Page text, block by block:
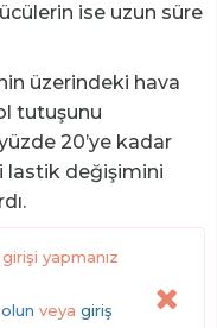
ise uzun süre
üzerindeki hava
tutuşunu
20’ye kadar
lastik değişimini
yapmanız
veya giriş